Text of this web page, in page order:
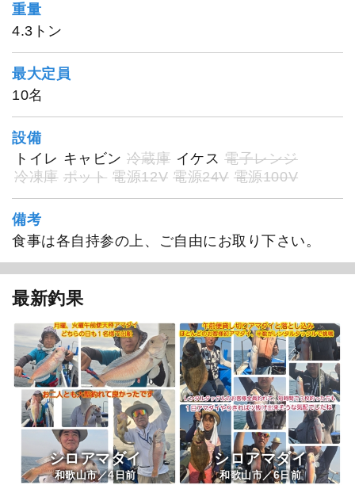
重量
4.3トン
最大定員
10名
設備
トイレ キャビン 冷蔵庫 イケス 電子レンジ
冷凍庫 ポット 電源12V 電源24V 電源100V
備考
食事は各自持参の上、ご自由にお取り下さい。
最新釣果
シロアマダイ
和歌山市／4日前
シロアマダイ
和歌山市／6日前
勝丸